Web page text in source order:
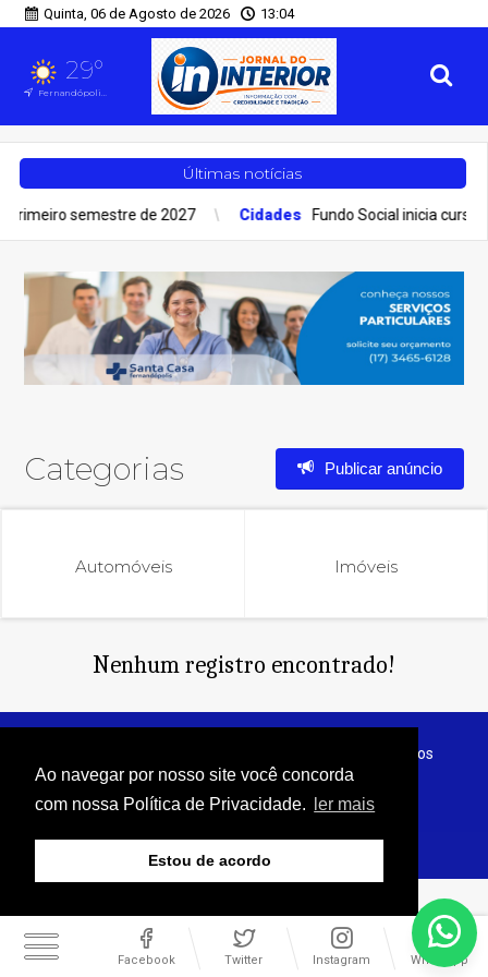
Ao navegar por nosso site você concorda
com nossa Política de Privacidade.
ler mais
Estou de acordo
Quinta, 06 de Agosto de 2026 13:04
29°
Fernandópolis, SP
Facebook Twitter Instagram WhatsApp
Últimas notícias
semestre de 2027 Cidades Fundo Social inicia curso
Publicar anúncio
Categorias
Automóveis Imóveis
Nenhum registro encontrado!
© Copyright 2026 - Jornal do Interior - Todos os direitos
reservados